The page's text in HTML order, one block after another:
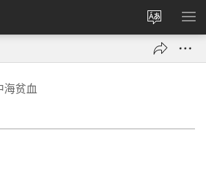
更
改
网
显
贫血